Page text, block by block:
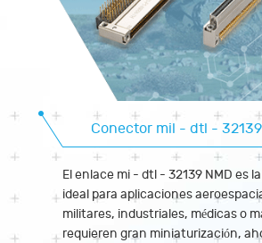
Conector mil - dtl -
El enlace mi - dtl - 32139 NMD es
ideal para aplicaciones
militares, industriales, médicas o
requieren gran miniaturización,